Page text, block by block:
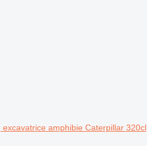
excavatrice amphibie Caterpillar 320cl